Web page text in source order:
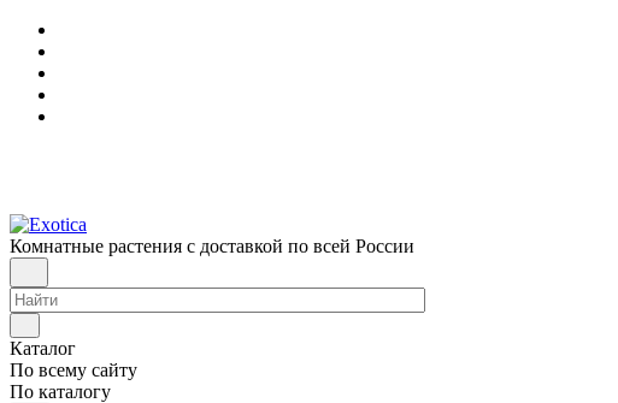
Комнатные растения с доставкой по всей России
Каталог
По всему сайту
По каталогу